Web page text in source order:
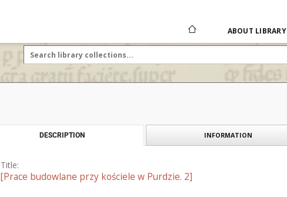
ABOUT LIBRARY
DESCRIPTION INFORMATION
Title:
[Prace budowlane przy kościele w Purdzie. 2]